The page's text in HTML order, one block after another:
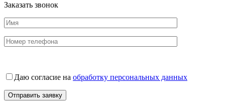
Заказать звонок
Даю согласие на обработку персональных данных